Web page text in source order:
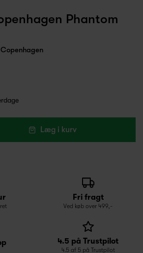
Phantom
Læg i kurv
Fri fragt
Ved køb over 499,-
4.5 på Trustpilot
4.5 af 5 på Trustpilot